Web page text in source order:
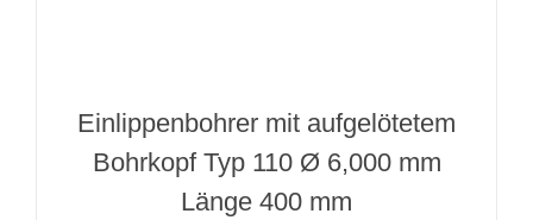
Einlippenbohrer mit aufgelötetem
Bohrkopf Typ 110 Ø 6,000 mm
Länge 400 mm